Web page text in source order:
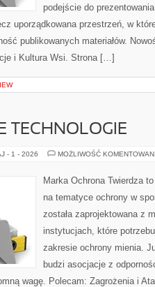
podejście do
uporządkowana przestrzeń, w
publikowanych materiałów.
i Kultura Wsi. Strona […]
TECHNOLOGIE
- 1 - 2026 MOŻLIWOŚĆ
Marka Ochrona Twierdza
na tematyce ochrony w
została zaprojektowana z
instytucjach, które
zakresie ochrony mienia.
budzi asocjacje z
wagę. Polecam: Zagrożenia i